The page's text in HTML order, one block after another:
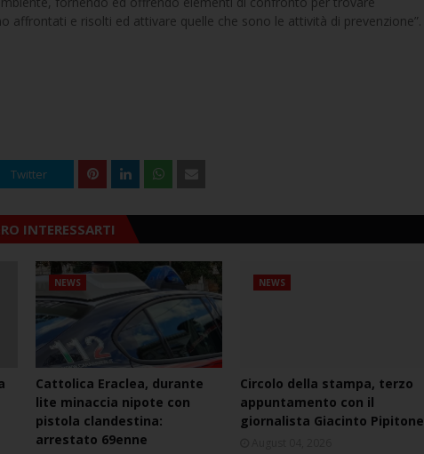
affrontati e risolti ed attivare quelle che sono le attività di prevenzione”.
Twitter
INTERESSARTI
NEWS
Cattolica Eraclea, durante
lite minaccia nipote con
pistola clandestina:
arrestato 69enne
NEWS
Circolo della stampa, terzo
appuntamento con il
giornalista Giacinto Pipitone